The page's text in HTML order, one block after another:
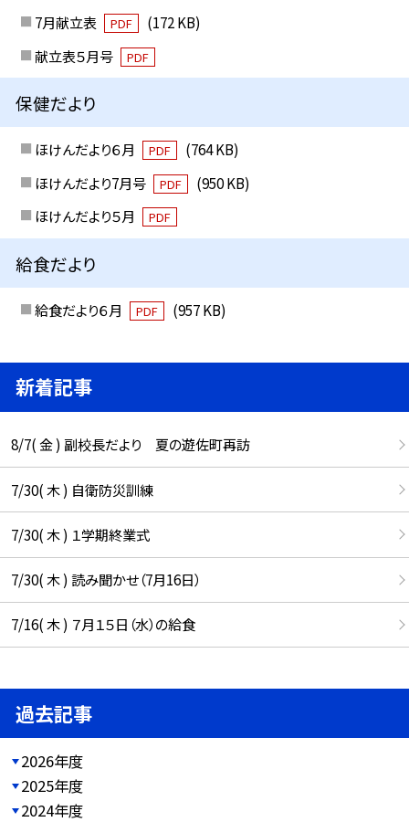
7月献立表
PDF
(172 KB)
献立表５月号
PDF
保健だより
ほけんだより６月 PDF
(764 KB)
ほけんだより7月号
PDF
(950 KB)
ほけんだより５月
PDF
給食だより
給食だより６月 PDF (957 KB)
新着記事
8/7( 金 ) 副校長だより 夏の遊佐町再訪
7/30( 木 ) 自衛防災訓練
7/30( 木 ) １学期終業式
7/30( 木 ) 読み聞かせ（7月16日）
7/16( 木 ) ７月１５日（水）の給食
過去記事
2026年度
2025年度
2024年度